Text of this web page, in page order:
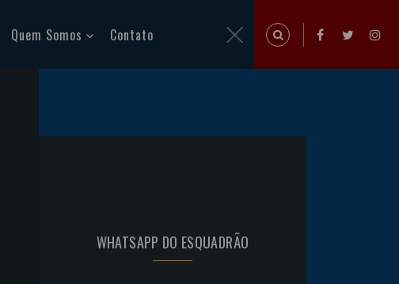
Quem Somos Contato
WHATSAPP DO ESQUADRÃO